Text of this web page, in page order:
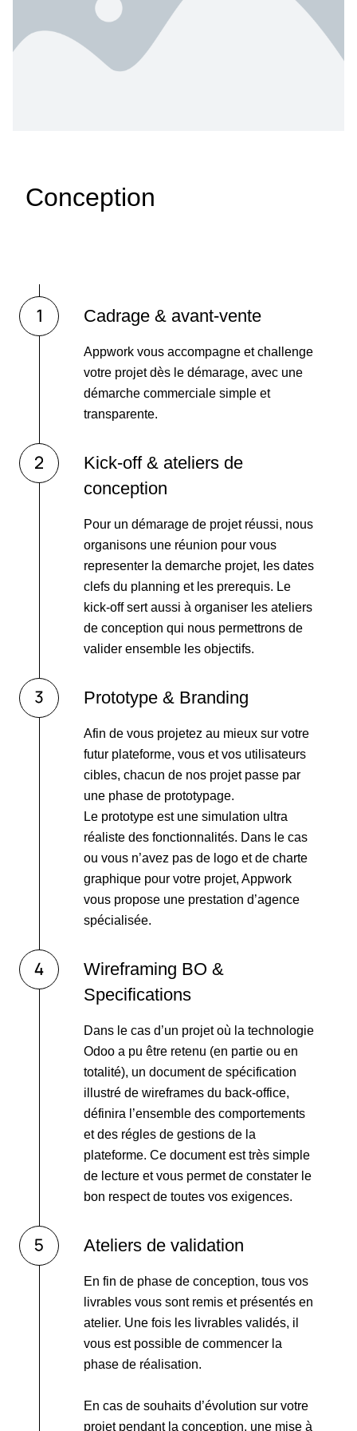
Conception
Cadrage & avant-vente
Appwork vous accompagne et challenge
votre projet dès le démarage, avec une
démarche commerciale simple et
transparente.
Kick-off & ateliers de
conception
Pour un démarage de projet réussi, nous
organisons une réunion pour vous
representer la demarche projet, les dates
clefs du planning et les prerequis. Le
kick-off sert aussi à organiser les ateliers
de conception qui nous permettrons de
valider ensemble les objectifs.
Prototype & Branding
Afin de vous projetez au mieux sur votre
futur plateforme, vous et vos utilisateurs
cibles, chacun de nos projet passe par
une phase de prototypage.
Le prototype est une simulation ultra
réaliste des fonctionnalités. Dans le cas
ou vous n’avez pas de logo et de charte
graphique pour votre projet, Appwork
vous propose une prestation d’agence
spécialisée.
Wireframing BO &
Specifications
Dans le cas d’un projet où la technologie
Odoo a pu être retenu (en partie ou en
totalité), un document de spécification
illustré de wireframes du back-office,
définira l’ensemble des comportements
et des régles de gestions de la
plateforme. Ce document est très simple
de lecture et vous permet de constater le
bon respect de toutes vos exigences.
Ateliers de validation
En fin de phase de conception, tous vos
livrables vous sont remis et présentés en
atelier. Une fois les livrables validés, il
vous est possible de commencer la
phase de réalisation.
En cas de souhaits d’évolution sur votre
projet pendant la conception, une mise à